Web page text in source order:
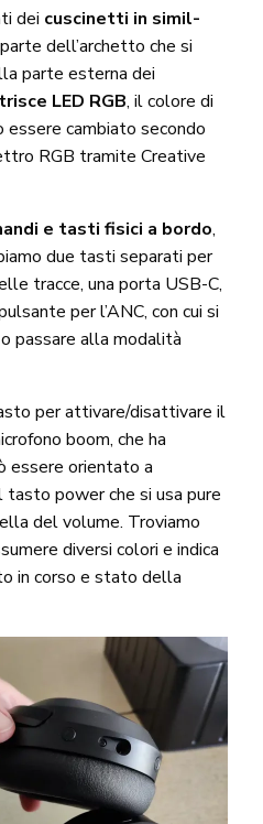
dei cuscinetti in simil-
dell’archetto che si
parte esterna dei
LED RGB, il colore di
essere cambiato secondo
RGB tramite Creative
e tasti fisici a bordo,
due tasti separati per
tracce, una porta USB-C,
per l’ANC, con cui si
passare alla modalità
per attivare/disattivare il
boom, che ha
essere orientato a
power che si usa pure
del volume. Troviamo
diversi colori e indica
in corso e stato della